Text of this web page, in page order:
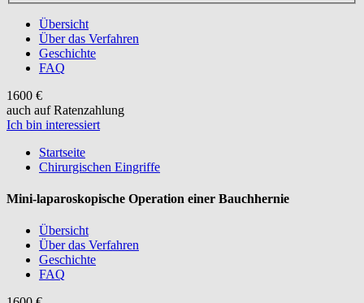
Übersicht
Über das Verfahren
Geschichte
FAQ
1600 €
auch auf Ratenzahlung
Ich bin interessiert
Startseite
Chirurgischen Eingriffe
Mini-laparoskopische Operation einer Bauchhernie
Übersicht
Über das Verfahren
Geschichte
FAQ